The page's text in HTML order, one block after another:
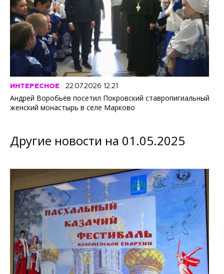
ИНТЕРЕСНОЕ 22.07.2026 12:21
Андрей Воробьёв посетил Покровский ставропигиальный
женский монастырь в селе Марково
Другие новости на 01.05.2025